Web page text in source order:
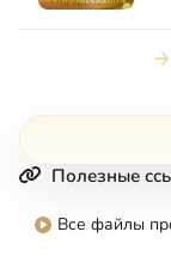
Полезные
Все файлы